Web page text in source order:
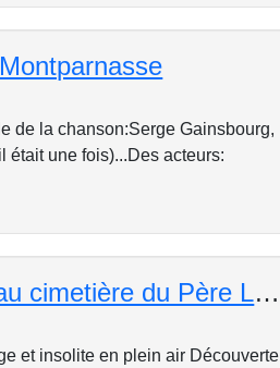
de la chanson:Serge Gainsbourg,
était une fois)...Des acteurs:
Célébrités et mystères au cimetière du Père Lachaise
et insolite en plein air Découverte